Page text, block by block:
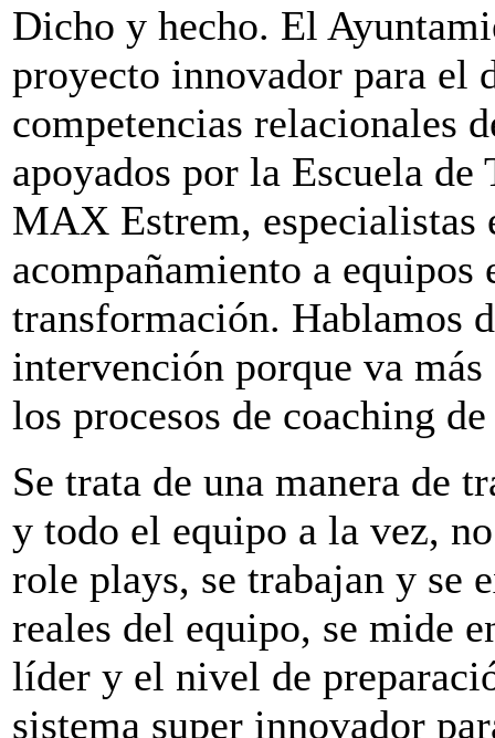
Dicho y hecho. El
proyecto innovador para el
competencias relacionales
apoyados por la Escuela
MAX Estrem, especialistas
acompañamiento a equipos
transformación. Hablamos
intervención porque va
los procesos de coaching
Se trata de una manera de
y todo el equipo a la vez,
role plays, se trabajan y se
reales del equipo, se mide
líder y el nivel de
sistema super innovador